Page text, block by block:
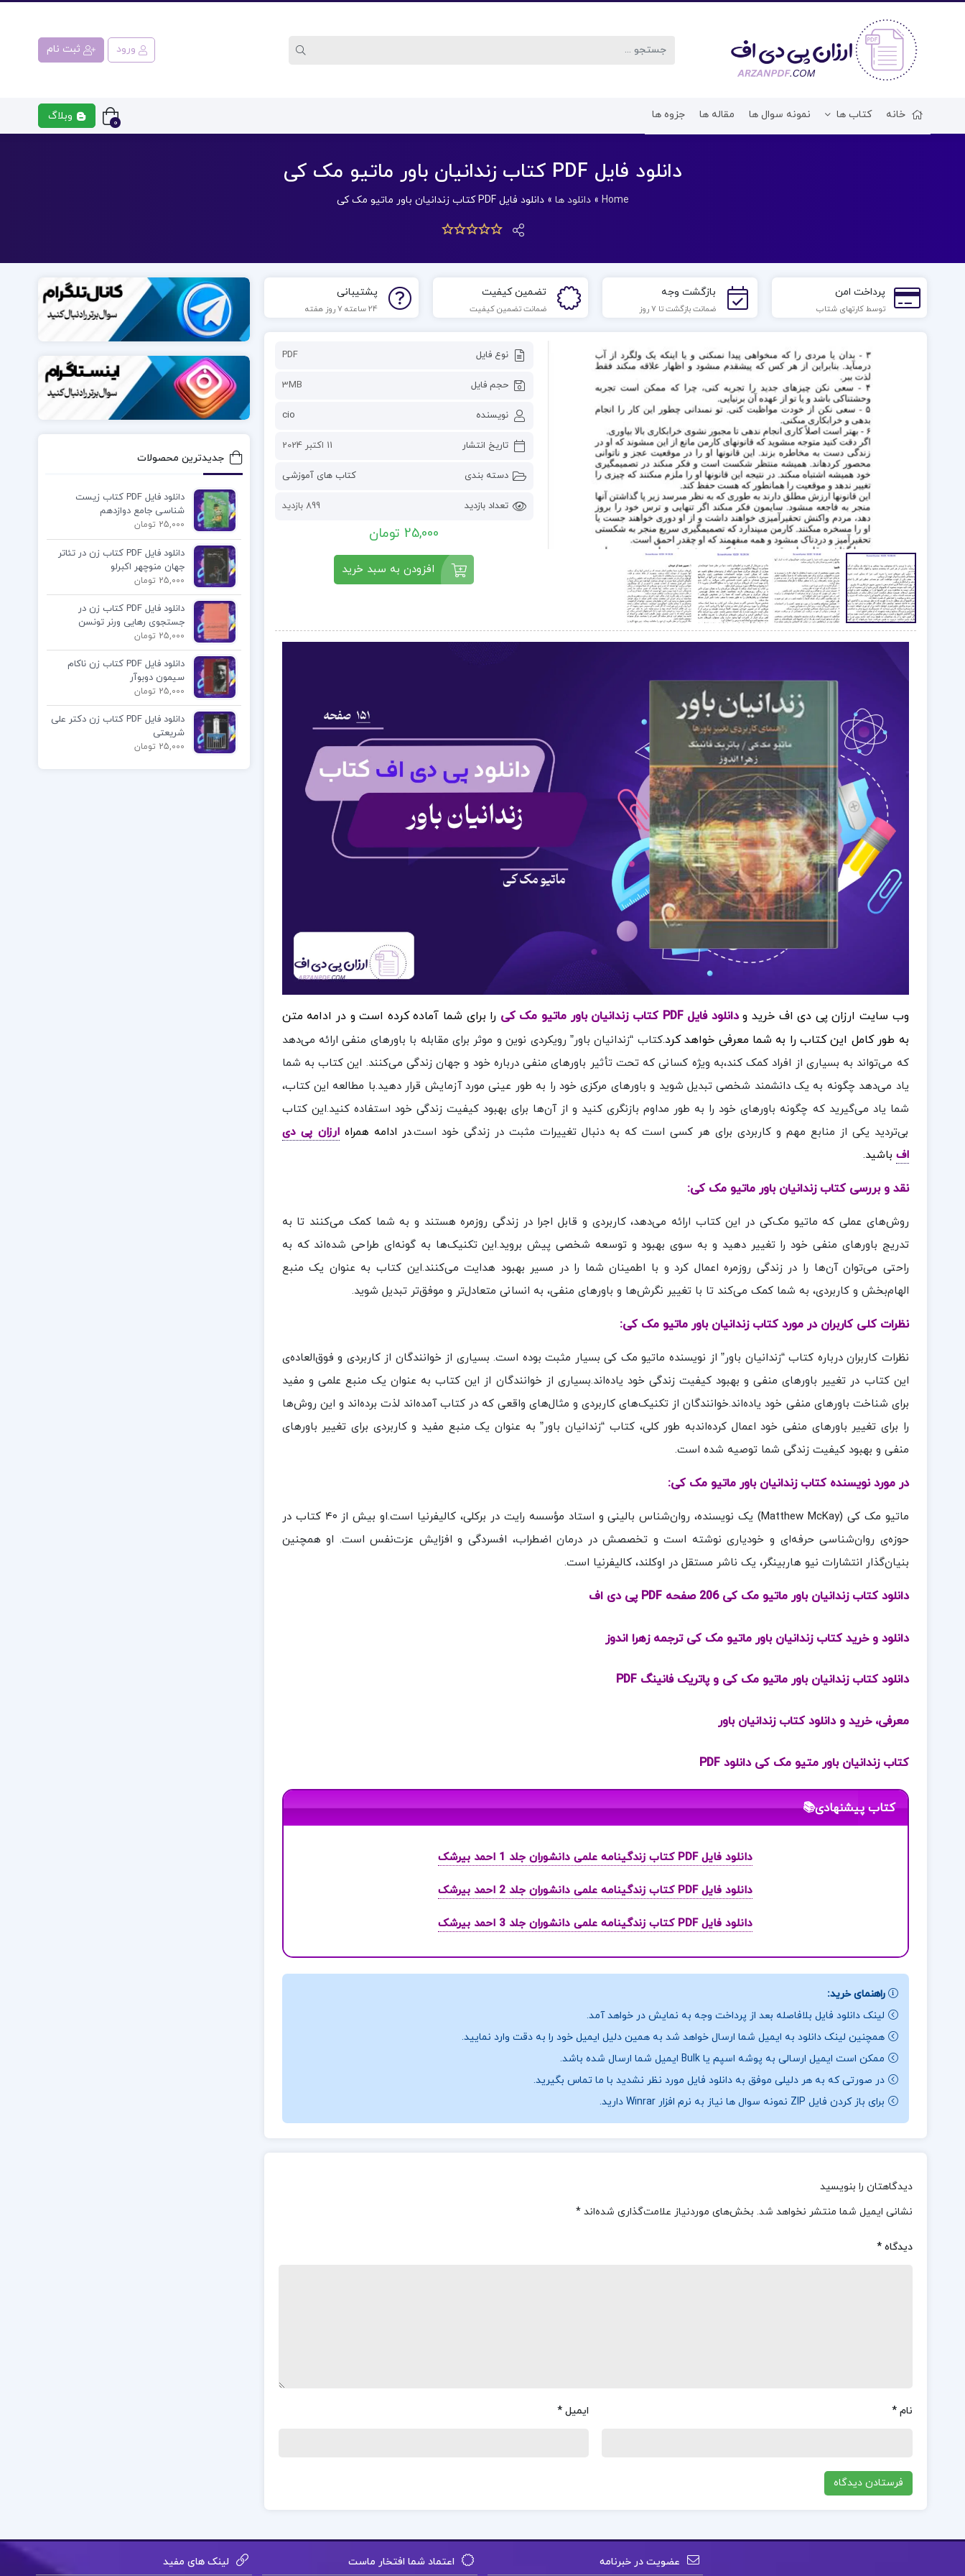
ورود ثبت نام
خانه کتاب ها نمونه سوال ها مقاله ها جزوه ها
0 وبلاگ
دانلود فایل PDF کتاب زندانیان باور ماتیو مک کی
Home
»دانلود ها »دانلود فایل PDF کتاب زندانیان باور ماتیو مک کی
پرداخت امن
توسط کارتهای شتاب
بازگشت وجه
ضمانت بازگشت تا 7 روز
تضمین کیفیت
ضمانت تضمین کیفیت
پشتیبانی
24 ساعته 7 روز هفته
نوع فایل PDF
حجم فایل 3MB
نویسنده cio
تاریخ انتشار 11 اکتبر 2024
دسته بندی کتاب های آموزشی
تعداد بازدید 899 بازدید
25,000 تومان
افزودن به سبد خرید
وب سایت ارزان پی دی اف خرید ودانلود فایل PDF کتاب زندانیان باور ماتیو مک کی
را برای شما آماده کرده است و در ادامه متن
به طور کامل این کتاب را به شما معرفی خواهد کرد.کتاب “زندانیان باور” رویکردی نوین و موثر برای مقابله با باورهای منفی ارائه می‌دهد
که می‌تواند به بسیاری از افراد کمک کند،به ویژه کسانی که تحت تأثیر باورهای منفی درباره خود و جهان زندگی می‌کنند. این کتاب به شما
یاد می‌دهد چگونه به یک دانشمند شخصی تبدیل شوید و باورهای مرکزی خود را به طور عینی مورد آزمایش قرار دهید.با مطالعه این کتاب،
شما یاد می‌گیرید که چگونه باورهای خود را به طور مداوم بازنگری کنید و از آن‌ها برای بهبود کیفیت زندگی خود استفاده کنید.این کتاب
بی‌تردید یکی از منابع مهم و کاربردی برای هر کسی است که به دنبال تغییرات مثبت در زندگی خود است.در ادامه همراهارزان پی دی
اف باشید.
نقد و بررسی کتاب زندانیان باور ماتیو مک کی:
روش‌های عملی که ماتیو مک‌کی در این کتاب ارائه می‌دهد، کاربردی و قابل اجرا در زندگی روزمره هستند و به شما کمک می‌کنند تا به
تدریج باورهای منفی خود را تغییر دهید و به سوی بهبود و توسعه شخصی پیش بروید.این تکنیک‌ها به گونه‌ای طراحی شده‌اند که به
راحتی می‌توان آن‌ها را در زندگی روزمره اعمال کرد و با اطمینان شما را در مسیر بهبود هدایت می‌کنند.این کتاب به عنوان یک منبع
الهام‌بخش و کاربردی، به شما کمک می‌کند تا با تغییر نگرش‌ها و باورهای منفی، به انسانی متعادل‌تر و موفق‌تر تبدیل شوید.
نظرات کلی کاربران در مورد کتاب زندانیان باور ماتیو مک کی:
نظرات کاربران درباره کتاب “زندانیان باور” از نویسنده ماتیو مک کی بسیار مثبت بوده است. بسیاری از خوانندگان از کاربردی و فوق‌العاده‌ی
این کتاب در تغییر باورهای منفی و بهبود کیفیت زندگی خود یاده‌اند.بسیاری از خوانندگان از این کتاب به عنوان یک منبع علمی و مفید
برای شناخت باورهای منفی خود یاده‌اند.خوانندگان از تکنیک‌های کاربردی و مثال‌های واقعی که در کتاب آمده‌اند لذت برده‌اند و این روش‌ها
را برای تغییر باورهای منفی خود اعمال کرده‌اندبه طور کلی، کتاب “زندانیان باور” به عنوان یک منبع مفید و کاربردی برای تغییر باورهای
منفی و بهبود کیفیت زندگی شما توصیه شده است.
در مورد نویسنده کتاب زندانیان باور ماتیو مک کی:
ماتیو مک کی (Matthew McKay) یک نویسنده، روان‌شناس بالینی و استاد مؤسسه رایت در برکلی، کالیفرنیا است.او بیش از ۴۰ کتاب در
حوزه‌ی روان‌شناسی حرفه‌ای و خودیاری نوشته است و تخصصش در درمان اضطراب، افسردگی و افزایش عزت‌نفس است. او همچنین
بنیان‌گذار انتشارات نیو هاربینگر، یک ناشر مستقل در اوکلند، کالیفرنیا است.
دانلود کتاب زندانیان باور ماتیو مک کی 206 صفحه PDF پی دی اف
دانلود و خرید کتاب زندانیان باور ماتیو مک کی ترجمه زهرا اندوز
دانلود کتاب زندانیان باور ماتیو مک کی و پاتریک فانینگ PDF
معرفی، خرید و دانلود کتاب زندانیان باور
کتاب زندانیان باور متیو مک کی دانلود PDF
کتاب پیشنهادی📚
دانلود فایل PDF کتاب زندگینامه علمی دانشوران جلد 1 احمد بیرشک
دانلود فایل PDF کتاب زندگینامه علمی دانشوران جلد 2 احمد بیرشک
دانلود فایل PDF کتاب زندگینامه علمی دانشوران جلد 3 احمد بیرشک
راهنمای خرید:
لینک دانلود فایل بلافاصله بعد از پرداخت وجه به نمایش در خواهد آمد.
همچنین لینک دانلود به ایمیل شما ارسال خواهد شد به همین دلیل ایمیل خود را به دقت وارد نمایید.
ممکن است ایمیل ارسالی به پوشه اسپم یا Bulk ایمیل شما ارسال شده باشد.
در صورتی که به هر دلیلی موفق به دانلود فایل مورد نظر نشدید با ما تماس بگیرید.
برای باز کردن فایل ZIP نمونه سوال ها نیاز به نرم افزار Winrar دارید.
دیدگاهتان را بنویسید
نشانی ایمیل شما منتشر نخواهد شد. بخش‌های موردنیاز علامت‌گذاری شده‌اند*
دیدگاه*
نام* ایمیل *
جدیدترین محصولات
دانلود فایل PDF کتاب زیست
شناسی جامع دوازدهم
25,000 تومان
دانلود فایل PDF کتاب زن در تئاتر
جهان منوچهر اکبرلو
25,000 تومان
دانلود فایل PDF کتاب زن در
جستجوی رهایی ورنر تونسن
25,000 تومان
دانلود فایل PDF کتاب زن ناکام
سیمون دوبوآر
25,000 تومان
دانلود فایل PDF کتاب زن دکتر علی
شریعتی
25,000 تومان
عضویت در خبرنامه اعتماد شما افتخار ماست لینک های مفید